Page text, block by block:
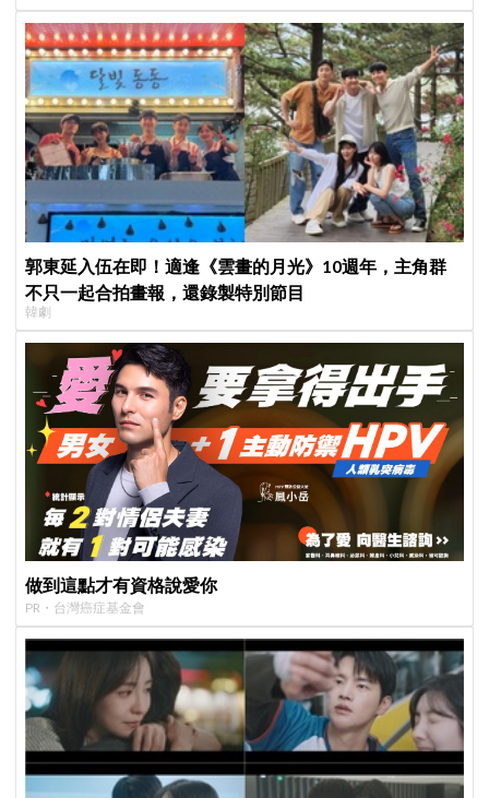
郭東延入伍在即！適逢《雲畫的月光》10週年，主角群
不只一起合拍畫報，還錄製特別節目
韓劇
做到這點才有資格說愛你
PR・台灣癌症基金會